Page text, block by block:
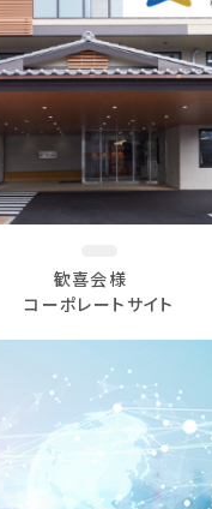
歓喜会様
コーポレートサイト